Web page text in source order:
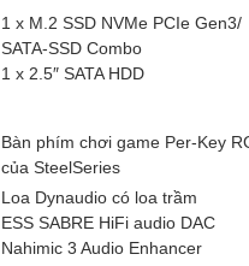
1 x M.2 SSD NVMe PCIe Gen3/
SATA-SSD Combo
1 x 2.5″ SATA HDD
Bàn phím chơi game Per-Key
của SteelSeries
Loa Dynaudio có loa trầm
ESS SABRE HiFi audio DAC
Nahimic 3 Audio Enhancer